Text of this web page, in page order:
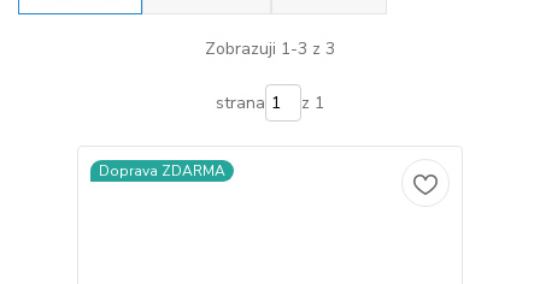
Zobrazuji 1-3 z 3
strana z 1
Doprava ZDARMA